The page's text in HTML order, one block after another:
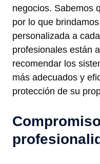
negocios. Sabemos
por lo que
personalizada a
profesionales están
recomendar los
más adecuados y
protección de su